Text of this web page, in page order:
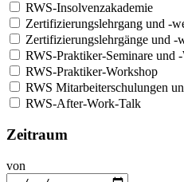
RWS-Insolvenzakademie
Zertifizierungslehrgang und -
Zertifizierungslehrgänge und -
RWS-Praktiker-Seminare und
RWS-Praktiker-Workshop
RWS Mitarbeiterschulungen
RWS-After-Work-Talk
Zeitraum
von